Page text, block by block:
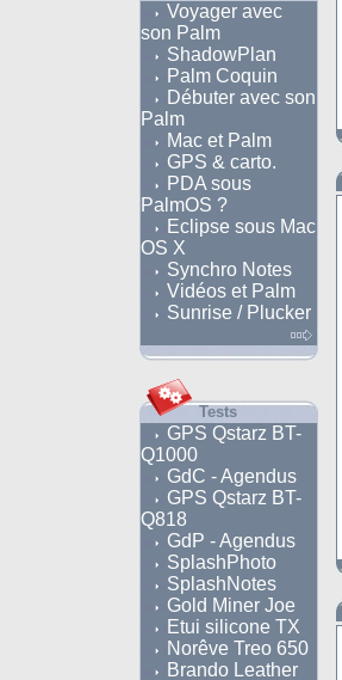
Voyager avec
son Palm
ShadowPlan
Palm Coquin
Débuter avec son
Palm
Mac et Palm
GPS & carto.
PDA sous
PalmOS ?
Eclipse sous Mac
OS X
Synchro Notes
Vidéos et Palm
Sunrise / Plucker
Tests
GPS Qstarz BT-
Q1000
GdC - Agendus
GPS Qstarz BT-
Q818
GdP - Agendus
SplashPhoto
SplashNotes
Gold Miner Joe
Etui silicone TX
Norêve Treo 650
Brando Leather